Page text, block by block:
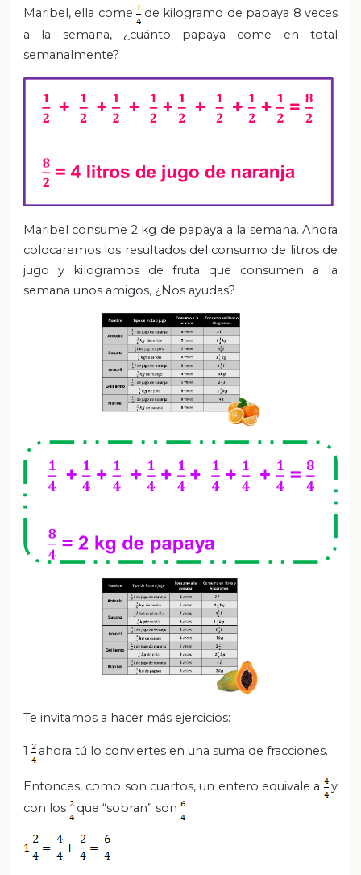
Maribel, ella come de kilogramo de papaya 8 veces
a la semana, ¿cuánto papaya come en total
semanalmente?
Maribel consume 2 kg de papaya a la semana. Ahora
colocaremos los resultados del consumo de litros de
jugo y kilogramos de fruta que consumen a la
semana unos amigos, ¿Nos ayudas?
Te invitamos a hacer más ejercicios:
1 ahora tú lo conviertes en una suma de fracciones.
Entonces, como son cuartos, un entero equivale a
y
con los
que “sobran” son